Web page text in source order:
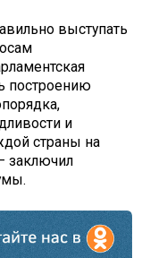
выступать
построению
и
страны на
заключил